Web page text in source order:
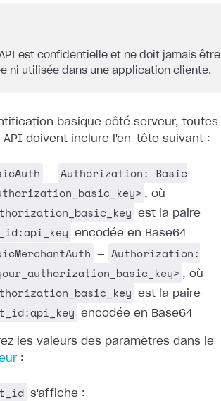
est confidentielle et ne doit jamais être
ni utilisée dans une application cliente.
basique côté serveur, toutes
API doivent inclure l'en-tête suivant :
—
Authorization: Basic
, où
est la paire
encodée en Base64
—
Authorization:
, où
est la paire
encodée en Base64
les valeurs des paramètres dans le
:
s'affiche :